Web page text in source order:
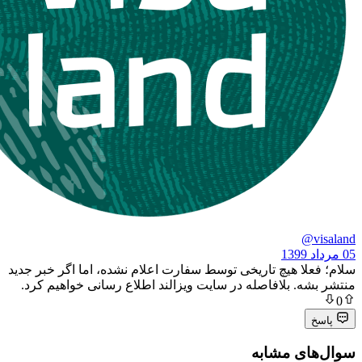
هیچ تاریخی توسط سفارت اعلام نشده، اما اگر خبر جدید
بلافاصله در سایت ویزالند اطلاع رسانی خواهیم کرد.
مشابه